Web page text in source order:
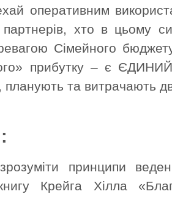
оперативним
хто в цьому
Сімейного
прибутку – є
планують та витрачають
принципи
Крейга Хілла